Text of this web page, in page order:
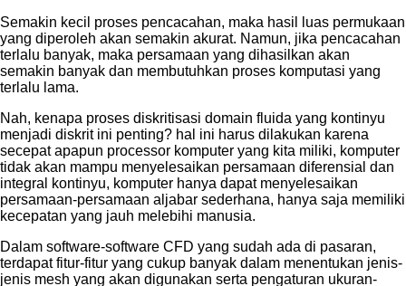
Semakin kecil proses pencacahan, maka hasil luas permukaan
yang diperoleh akan semakin akurat. Namun, jika pencacahan
terlalu banyak, maka persamaan yang dihasilkan akan
semakin banyak dan membutuhkan proses komputasi yang
terlalu lama.
Nah, kenapa proses diskritisasi domain fluida yang kontinyu
menjadi diskrit ini penting? hal ini harus dilakukan karena
secepat apapun processor komputer yang kita miliki, komputer
tidak akan mampu menyelesaikan persamaan diferensial dan
integral kontinyu, komputer hanya dapat menyelesaikan
persamaan-persamaan aljabar sederhana, hanya saja memiliki
kecepatan yang jauh melebihi manusia.
Dalam software-software CFD yang sudah ada di pasaran,
terdapat fitur-fitur yang cukup banyak dalam menentukan jenis-
jenis mesh yang akan digunakan serta pengaturan ukuran-